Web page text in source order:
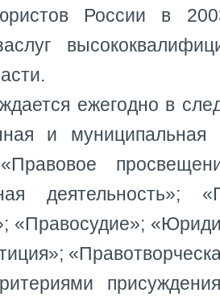
России в
ежегодно в
и
деятельность»;
«Правосудие»;